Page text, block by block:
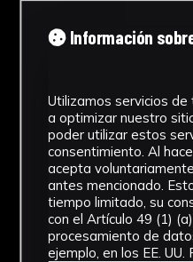
Laboratorio
Ver
Información
Utilizamos servicios
a optimizar nuestro
poder utilizar estos
consentimiento. Al
acepta
antes mencionado.
tiempo limitado, su
con el Artículo 49 (1)
procesamiento de
ejemplo, en los EE. UU.